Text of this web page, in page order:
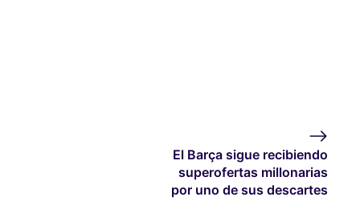
El Barça sigue recibiendo
superofertas millonarias
por uno de sus descartes